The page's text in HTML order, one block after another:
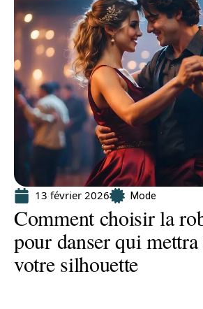
13 février 2026 Mode
Comment choisir la
pour danser qui
votre silhouette